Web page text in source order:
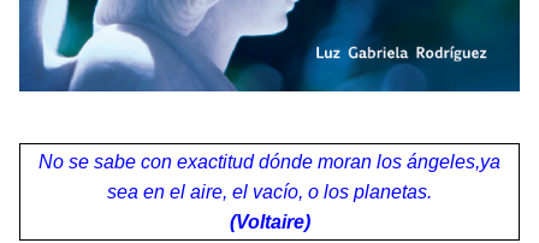
No se sabe con exactitud dónde moran los ángeles,ya
sea en el aire, el vacío, o los planetas.
(Voltaire)